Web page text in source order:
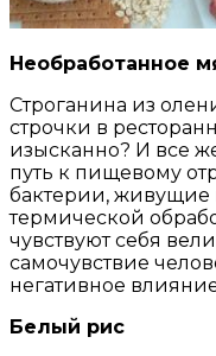
Необработанное
Строганина из
строчки в
изысканно? И все
путь к пищевому
бактерии, живущие
термической
чувствуют себя
самочувствие
негативное
Белый рис